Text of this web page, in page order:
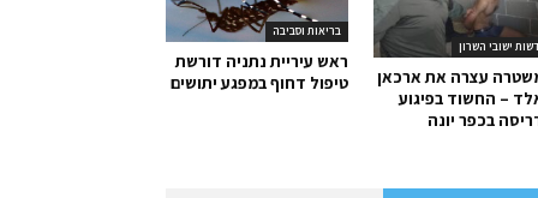
בריאות וסביבה
ראש עיריית נתניה דורשת
טיפול דחוף במפגע יתושים
ישובי השרון
עצרה את ארכאן
– החשוד בפיגוע
בכפר יונה